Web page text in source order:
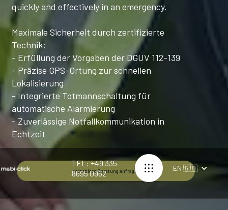
quickly and effectively in an emergency.
Maximale Sicherheit durch zertifizierte
Technik:
- Erfüllung der Vorgaben der DGUV 112-139
- Präzise GPS-Ortung zur schnellen
Lokalisierung
- Integrierte Totmannschaltung für
automatische Alarmierung
- Zuverlässige Notfallkommunikation in
Echtzeit
Kostenlose Beratung anfragen
TEL: +49 335
8695 0962
EN 🇬🇧